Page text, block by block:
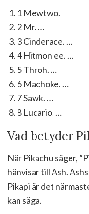
1 Mewtwo.
2 Mr. …
3 Cinderace. …
4 Hitmonlee. …
5 Throh. …
6 Machoke. …
7 Sawk. …
8 Lucario. …
Vad betyder
När Pikachu säger,
hänvisar till Ash.
Pikapi är det
kan säga.